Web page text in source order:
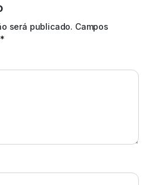
será publicado. Campos
*